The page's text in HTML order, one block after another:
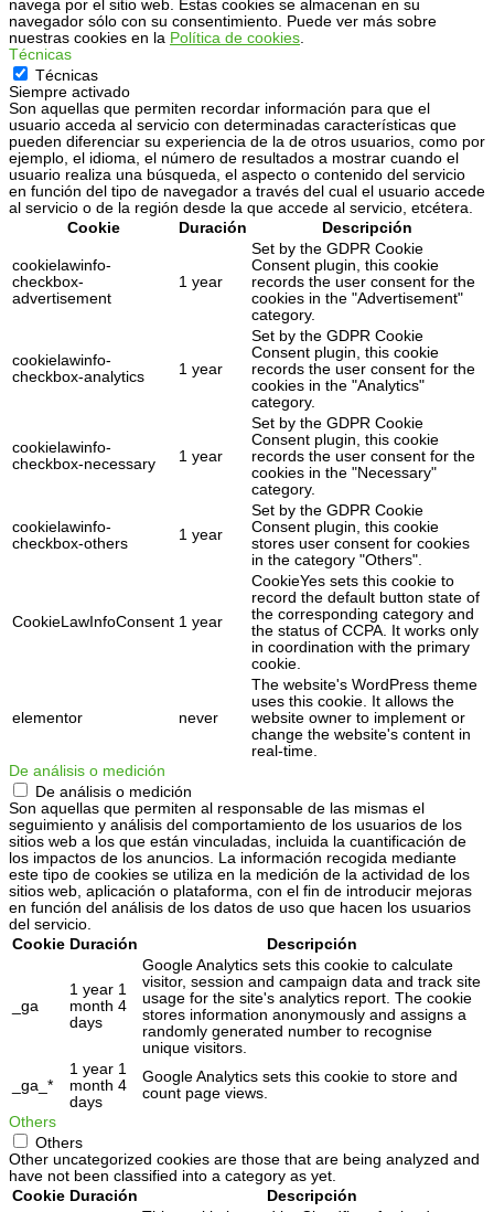
navega por el sitio web. Estas cookies se almacenan en su
navegador sólo con su consentimiento. Puede ver más sobre
nuestras cookies en la Política de cookies
Técnicas
Técnicas
Siempre activado
Son aquellas que permiten recordar información para que el
usuario acceda al servicio con determinadas características que
pueden diferenciar su experiencia de la de otros usuarios, como por
ejemplo, el idioma, el número de resultados a mostrar cuando el
usuario realiza una búsqueda, el aspecto o contenido del servicio
en función del tipo de navegador a través del cual el usuario accede
al servicio o de la región desde la que accede al servicio, etcétera.
Cookie
Duración Descripción
cookielawinfo-
checkbox-
advertisement
1 year
Set by the GDPR Cookie
Consent plugin, this cookie
records the user consent for the
cookies in the "Advertisement"
category.
cookielawinfo-
checkbox-analytics
1 year
Set by the GDPR Cookie
Consent plugin, this cookie
records the user consent for the
cookies in the "Analytics"
category.
cookielawinfo-
checkbox-necessary
1 year
Set by the GDPR Cookie
Consent plugin, this cookie
records the user consent for the
cookies in the "Necessary"
category.
cookielawinfo-
checkbox-others
1 year
Set by the GDPR Cookie
Consent plugin, this cookie
stores user consent for cookies
in the category "Others".
CookieLawInfoConsent 1 year
CookieYes sets this cookie to
record the default button state of
the corresponding category and
the status of CCPA. It works only
in coordination with the primary
cookie.
elementor never
The website's WordPress theme
uses this cookie. It allows the
website owner to implement or
change the website's content in
real-time.
De análisis o medición
De análisis o medición
Son aquellas que permiten al responsable de las mismas el
seguimiento y análisis del comportamiento de los usuarios de los
sitios web a los que están vinculadas, incluida la cuantificación de
los impactos de los anuncios. La información recogida mediante
este tipo de cookies se utiliza en la medición de la actividad de los
sitios web, aplicación o plataforma, con el fin de introducir mejoras
en función del análisis de los datos de uso que hacen los usuarios
del servicio.
Cookie Duración Descripción
_ga
1 year 1
month 4
days
Google Analytics sets this cookie to calculate
visitor, session and campaign data and track site
usage for the site's analytics report. The cookie
stores information anonymously and assigns a
randomly generated number to recognise
unique visitors.
_ga_*
1 year 1
month 4
days
Google Analytics sets this cookie to store and
count page views.
Others
Others
Other uncategorized cookies are those that are being analyzed and
have not been classified into a category as yet.
Cookie Duración
Descripción